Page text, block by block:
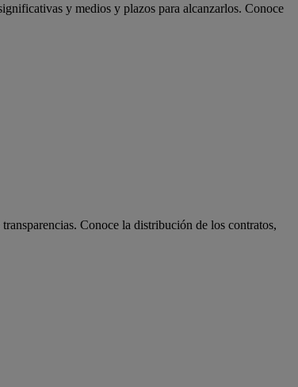
y medios y plazos para alcanzarlos. Conoce
Conoce la distribución de los contratos,